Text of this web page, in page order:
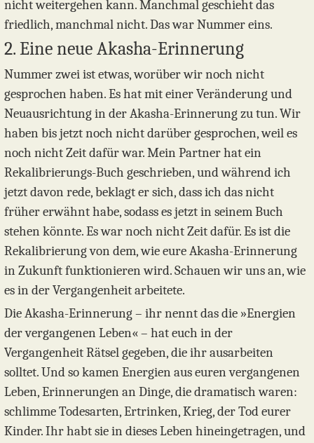
nicht weitergehen kann. Manchmal geschieht das
friedlich, manchmal nicht. Das war Nummer eins.
2. Eine neue Akasha-Erinnerung
Nummer zwei ist etwas, worüber wir noch nicht
gesprochen haben. Es hat mit einer Veränderung und
Neuausrichtung in der Akasha-Erinnerung zu tun. Wir
haben bis jetzt noch nicht darüber gesprochen, weil es
noch nicht Zeit dafür war. Mein Partner hat ein
Rekalibrierungs-Buch geschrieben, und während ich
jetzt davon rede, beklagt er sich, dass ich das nicht
früher erwähnt habe, sodass es jetzt in seinem Buch
stehen könnte. Es war noch nicht Zeit dafür. Es ist die
Rekalibrierung von dem, wie eure Akasha-Erinnerung
in Zukunft funktionieren wird. Schauen wir uns an, wie
es in der Vergangenheit arbeitete.
Die Akasha-Erinnerung – ihr nennt das die »Energien
der vergangenen Leben« – hat euch in der
Vergangenheit Rätsel gegeben, die ihr ausarbeiten
solltet. Und so kamen Energien aus euren vergangenen
Leben, Erinnerungen an Dinge, die dramatisch waren:
schlimme Todesarten, Ertrinken, Krieg, der Tod eurer
Kinder. Ihr habt sie in dieses Leben hineingetragen, und